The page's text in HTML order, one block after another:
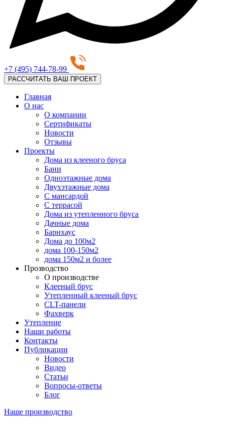
+7 (495) 744-78-99
РАССЧИТАТЬ ВАШ ПРОЕКТ
Главная
О нас
О компании
Сертификаты
Новости
Отзывы
Проекты
Дома из клееного бруса
Бани
Одноэтажные дома
Двухэтажные дома
С мансардой
С террасой
Дома из утепленного бруса
Дачные дома
Барнхаус
Дома до 100м2
дома 100-150м2
дома 150м2 и более
Прозводство
О производстве
Клееный брус
Утепленный клееный брус
CLT-панели
Фахверк
Утепление
Наши работы
Контакты
Публикации
Новости
Видео
Статьи
Вопросы-ответы
Блог
Наше производство